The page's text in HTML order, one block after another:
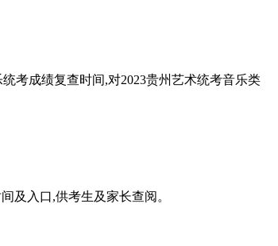
考成绩复查时间,对2023贵州艺术统考音乐类
及入口,供考生及家长查阅。